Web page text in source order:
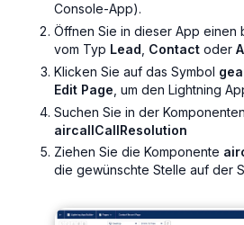
Console-App).
Öffnen Sie in dieser App einen
vom Typ Lead Contact oder
Klicken Sie auf das Symbol
Edit Page , um den Lightning
Suchen Sie in der
aircallCallResolution
Ziehen Sie die Komponente
die gewünschte Stelle auf der